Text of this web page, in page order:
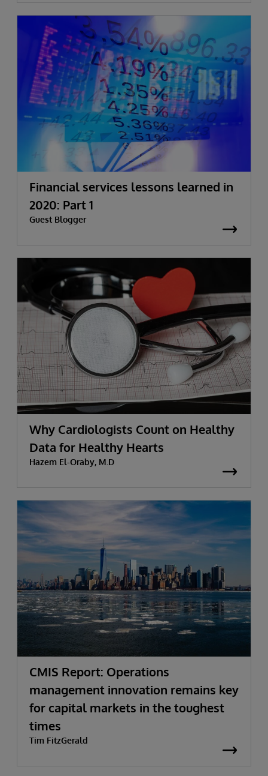
Financial services lessons learned in
2020: Part 1
Guest Blogger
Why Cardiologists Count on Healthy
Data for Healthy Hearts
Hazem El-Oraby, M.D
CMIS Report: Operations
management innovation remains key
for capital markets in the toughest
times
Tim FitzGerald